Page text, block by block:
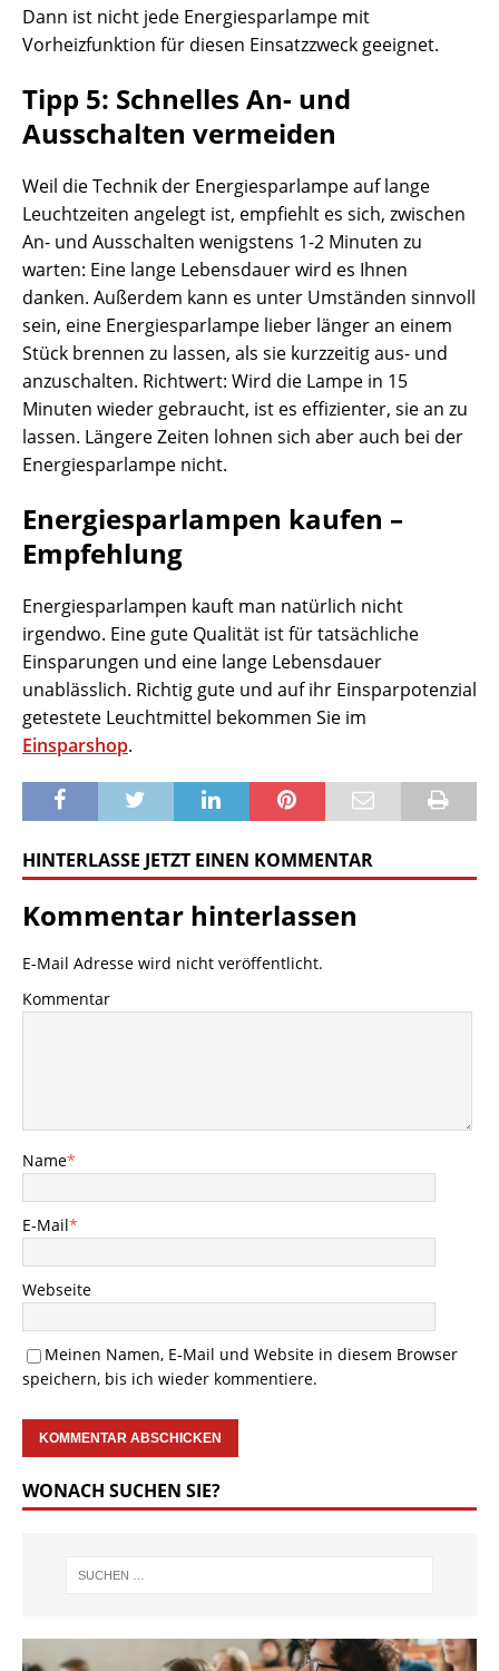
Dann ist nicht jede Energiesparlampe mit
Vorheizfunktion für diesen Einsatzzweck geeignet.
Tipp 5: Schnelles An- und
Ausschalten vermeiden
Weil die Technik der Energiesparlampe auf lange
Leuchtzeiten angelegt ist, empfiehlt es sich, zwischen
An- und Ausschalten wenigstens 1-2 Minuten zu
warten: Eine lange Lebensdauer wird es Ihnen
danken. Außerdem kann es unter Umständen sinnvoll
sein, eine Energiesparlampe lieber länger an einem
Stück brennen zu lassen, als sie kurzzeitig aus- und
anzuschalten. Richtwert: Wird die Lampe in 15
Minuten wieder gebraucht, ist es effizienter, sie an zu
lassen. Längere Zeiten lohnen sich aber auch bei der
Energiesparlampe nicht.
Energiesparlampen kaufen –
Empfehlung
Energiesparlampen kauft man natürlich nicht
irgendwo. Eine gute Qualität ist für tatsächliche
Einsparungen und eine lange Lebensdauer
unablässlich. Richtig gute und auf ihr Einsparpotenzial
getestete Leuchtmittel bekommen Sie im
Einsparshop.
HINTERLASSE JETZT EINEN KOMMENTAR
Kommentar hinterlassen
E-Mail Adresse wird nicht veröffentlicht.
Kommentar
Name*
E-Mail*
Webseite
Meinen Namen, E-Mail und Website in diesem Browser
speichern, bis ich wieder kommentiere.
WONACH SUCHEN SIE?